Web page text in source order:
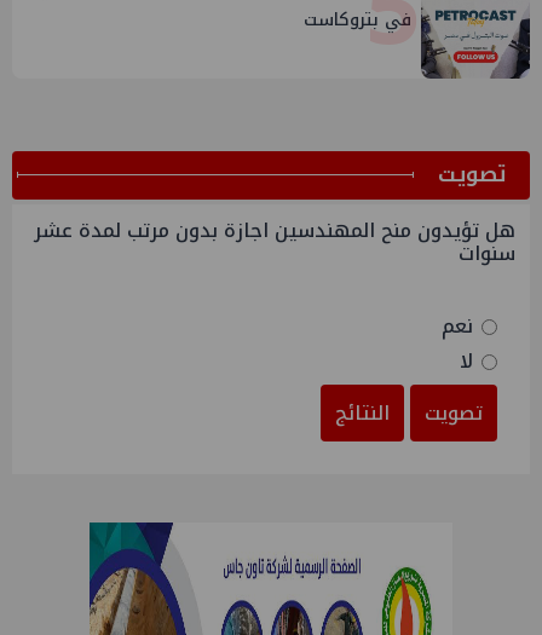
في بتروكاست
ﺗﺼﻮﻳﺖ
هل تؤيدون منح المهندسين اجازة بدون مرتب لمدة عشر
سنوات
نعم
لا
تصويت
النتائج